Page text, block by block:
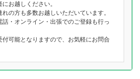
お越しください。
の方も多数お越しいただいています。
話・オンライン・出張でのご登録も行っ
可能となりますので、お気軽にお問合